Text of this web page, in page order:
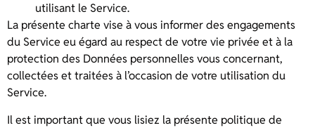
utilisant le Service.
La présente charte vise à vous informer des engagements
du Service eu égard au respect de votre vie privée et à la
protection des Données personnelles vous concernant,
collectées et traitées à l’occasion de votre utilisation du
Service.
Il est important que vous lisiez la présente politique de